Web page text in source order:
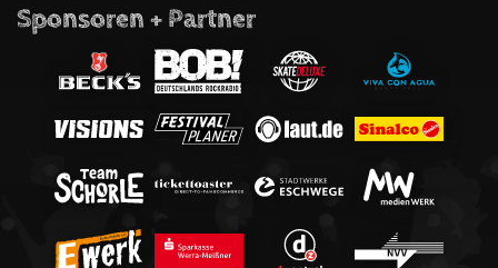
Sponsoren + Partner